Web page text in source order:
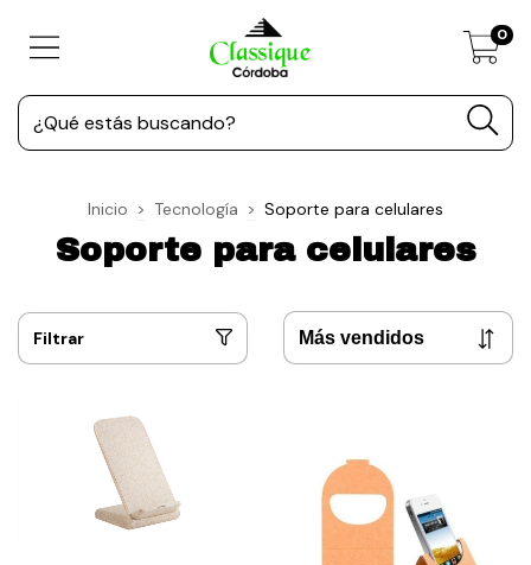
0
Inicio > Tecnología > Soporte para celulares
Soporte para celulares
Filtrar